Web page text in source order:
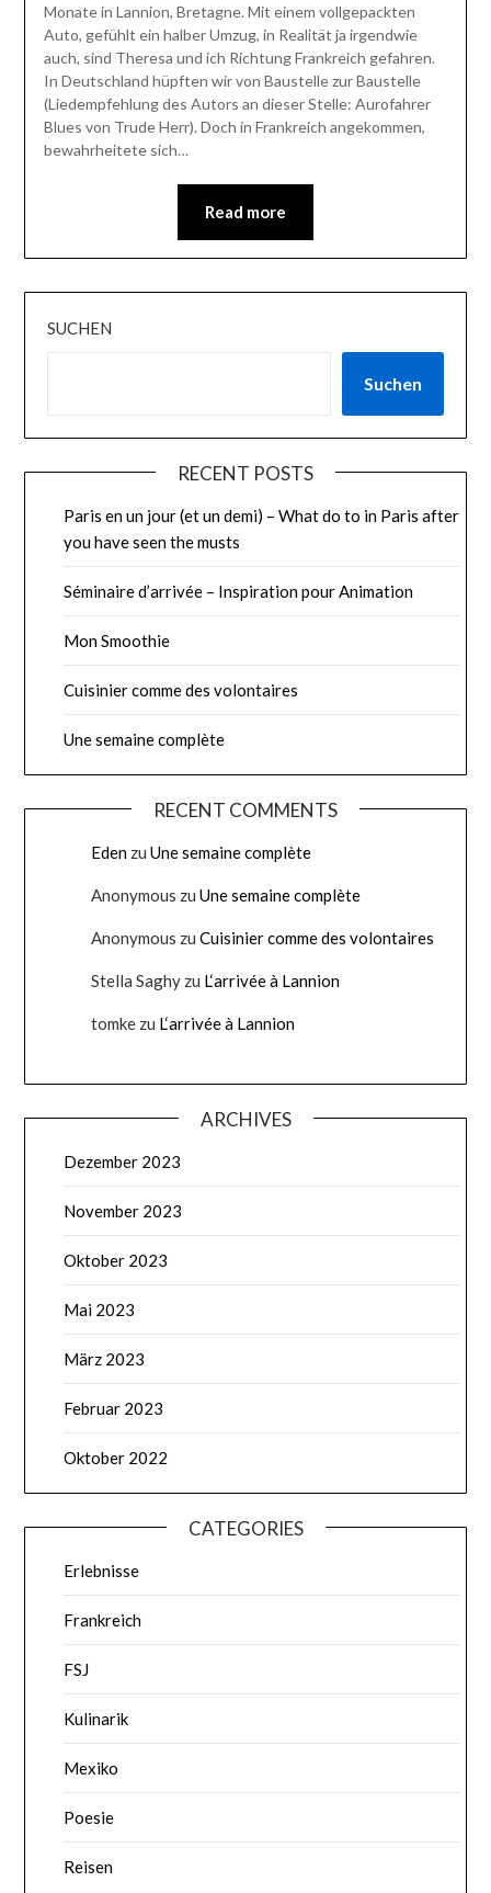
Monate in Lannion, Bretagne. Mit einem vollgepackten
Auto, gefühlt ein halber Umzug, in Realität ja irgendwie
auch, sind Theresa und ich Richtung Frankreich gefahren.
In Deutschland hüpften wir von Baustelle zur Baustelle
(Liedempfehlung des Autors an dieser Stelle: Aurofahrer
Blues von Trude Herr). Doch in Frankreich angekommen,
bewahrheitete sich…
Read more
SUCHEN
Suchen
RECENT POSTS
Paris en un jour (et un demi) – What do to in Paris after
you have seen the musts
Séminaire d’arrivée – Inspiration pour Animation
Mon Smoothie
Cuisinier comme des volontaires
Une semaine complète
RECENT COMMENTS
Eden zuUne semaine complète
Anonymous zuUne semaine complète
Anonymous zuCuisinier comme des volontaires
Stella Saghy zu L‘arrivée à Lannion
tomke zu L‘arrivée à Lannion
ARCHIVES
Dezember 2023
November 2023
Oktober 2023
Mai 2023
März 2023
Februar 2023
Oktober 2022
CATEGORIES
Erlebnisse
Frankreich
FSJ
Kulinarik
Mexiko
Poesie
Reisen